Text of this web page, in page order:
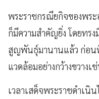
พระราชกรณียกิจของพร
ก็มีความสำคัญยิ่ง โดยทร
สูญพันธุ์มานานแล้ว ก่อน
แวดล้อมอย่างกว้างขวาง
เวลาเสด็จพระราชดำเนิ